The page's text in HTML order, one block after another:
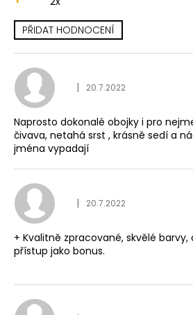
PŘIDAT HODNOCENÍ
V
ý
p
i
s
h
o
d
n
o
c
e
n
í
| 20.7.2022
Naprosto dokonalé obojky i pro
čivava, netahá srst , krásně sedí a
jména vypadají
| 20.7.2022
+ Kvalitně zpracované, skvělé
přístup jako bonus.
a
j
í
t
?
D
o
p
r
u